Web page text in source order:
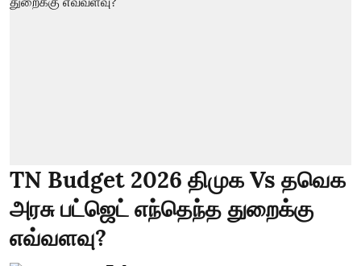
TN Budget 2026 திமுக Vs தவெக
அரசு பட்ஜெட் எந்தெந்த துறைக்கு
எவ்வளவு?